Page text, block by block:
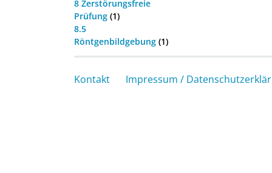
8 Zerstörungsfreie
Prüfung (1)
8.5
Röntgenbildgebung (1)
Kontakt Impressum /